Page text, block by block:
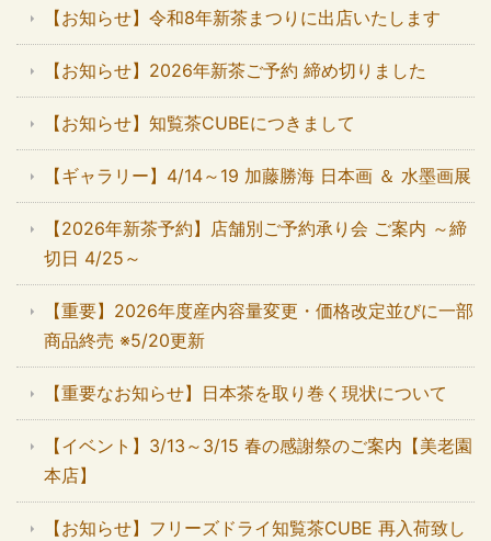
【お知らせ】令和8年新茶まつりに出店いたします
【お知らせ】2026年新茶ご予約 締め切りました
【お知らせ】知覧茶CUBEにつきまして
【ギャラリー】4/14～19 加藤勝海 日本画 ＆ 水墨画展
【2026年新茶予約】店舗別ご予約承り会 ご案内 ～締
切日 4/25～
【重要】2026年度産内容量変更・価格改定並びに一部
商品終売 ※5/20更新
【重要なお知らせ】日本茶を取り巻く現状について
【イベント】3/13～3/15 春の感謝祭のご案内【美老園
本店】
【お知らせ】フリーズドライ知覧茶CUBE 再入荷致し